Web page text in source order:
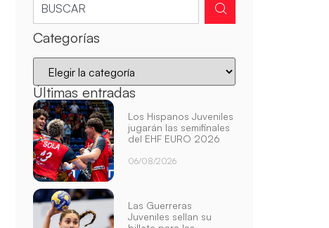
Categorías
Últimas entradas
Los Hispanos Juveniles
jugarán las semifinales
del EHF EURO 2026
06/08/2026
Las Guerreras
Juveniles sellan su